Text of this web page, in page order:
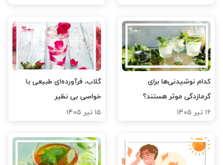
کدام نوشیدنی‌ها برای
گرمازدگی موثر هستند؟
۱۶ تیر ۱۴۰۵
گلاب، فرآورده‌ای طبیعی با
خواصی بی نظیر
۱۵ تیر ۱۴۰۵